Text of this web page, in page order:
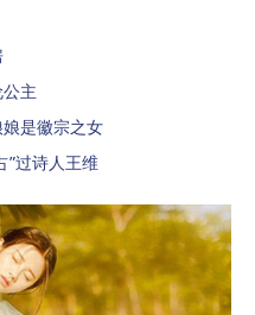
主
是徽宗之女
”过诗人王维